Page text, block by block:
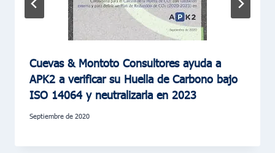
Cuevas & Montoto Consultores ayuda a
APK2 a verificar su Huella de Carbono bajo
ISO 14064 y neutralizarla en 2023
septiembre de 2020